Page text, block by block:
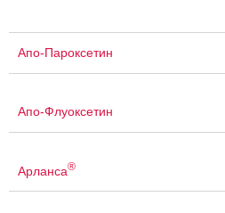
Апо-Пароксетин
Апо-Флуоксетин
Арланса®